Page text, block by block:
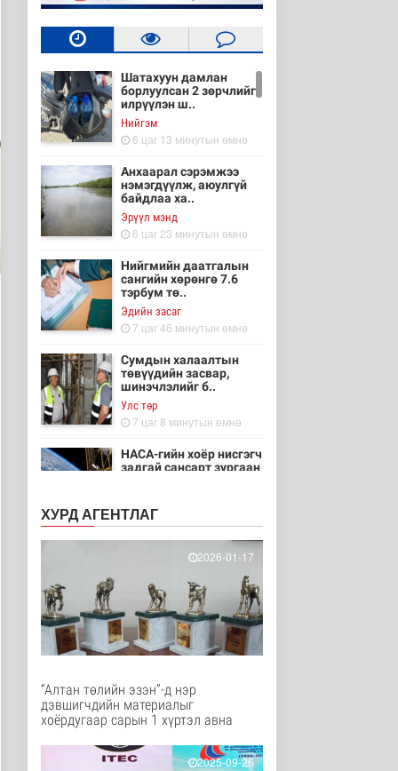
Шатахуун дамлан
борлуулсан 2 зөрчлийг
илрүүлэн ш..
Нийгэм
6 цаг 13 минутын өмнө
Анхаарал сэрэмжээ
нэмэгдүүлж, аюулгүй
байдлаа ха..
Эрүүл мэнд
6 цаг 23 минутын өмнө
Нийгмийн даатгалын
сангийн хөрөнгө 7.6
тэрбум тө..
Эдийн засаг
7 цаг 46 минутын өмнө
Сумдын халаалтын
төвүүдийн засвар,
шинэчлэлийг б..
Улс төр
7 цаг 8 минутын өмнө
НАСА-гийн хоёр нисгэгч
задгай сансарт зургаан
7 цаг 24 минутын өмнө
хамгаалахын тулд
Канадын иргэд мод бэ..
Дэлхийд
8 цаг 30 минутын өмнө
ЦАГ АГААР:
Улаанбаатарт шөнөдөө
Байгаль орчин
8 цаг 50 минутын өмнө
зөрчлийг E-Mongolia
системээр да..
ХУРД АГЕНТЛАГ
2026-01-17
“Алтан төлийн эзэн”-д нэр
дэвшигчдийн материалыг
хоёрдугаар сарын 1 хүртэл авна
2025-09-26